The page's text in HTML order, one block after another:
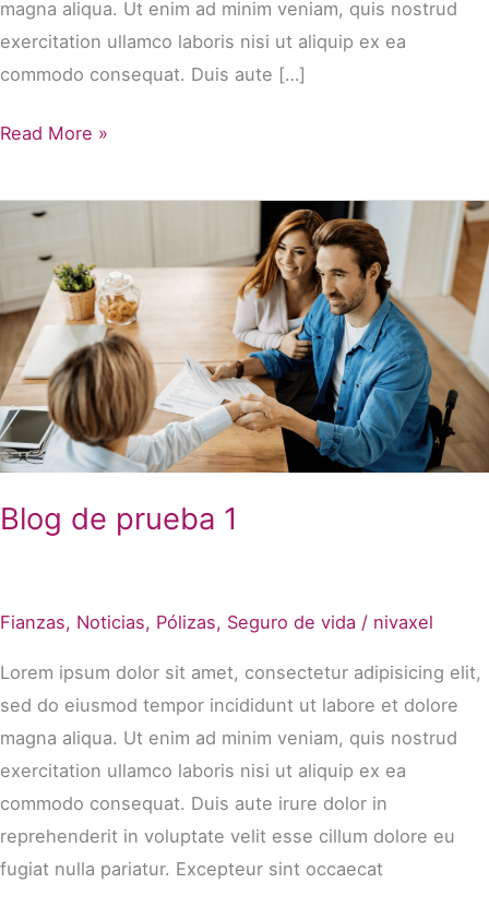
magna aliqua. Ut enim ad minim veniam, quis nostrud
exercitation ullamco laboris nisi ut aliquip ex ea
commodo consequat. Duis aute […]
Entrada
blog
Read More »
Blog de prueba 1
Fianzas, Noticias, Pólizas, Seguro de vida / nivaxel
Lorem ipsum dolor sit amet, consectetur adipisicing elit,
sed do eiusmod tempor incididunt ut labore et dolore
magna aliqua. Ut enim ad minim veniam, quis nostrud
exercitation ullamco laboris nisi ut aliquip ex ea
commodo consequat. Duis aute irure dolor in
reprehenderit in voluptate velit esse cillum dolore eu
fugiat nulla pariatur. Excepteur sint occaecat